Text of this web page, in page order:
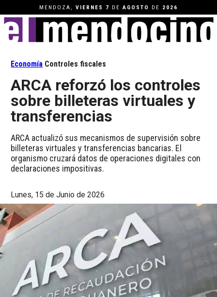
MENDOZA, VIERNES 7 DEAGOSTO DE 2026
Economía Controles fiscales
ARCA reforzó los controles
sobre billeteras virtuales y
transferencias
ARCA actualizó sus mecanismos de supervisión sobre
billeteras virtuales y transferencias bancarias. El
organismo cruzará datos de operaciones digitales con
declaraciones impositivas.
Lunes, 15 de Junio de 2026